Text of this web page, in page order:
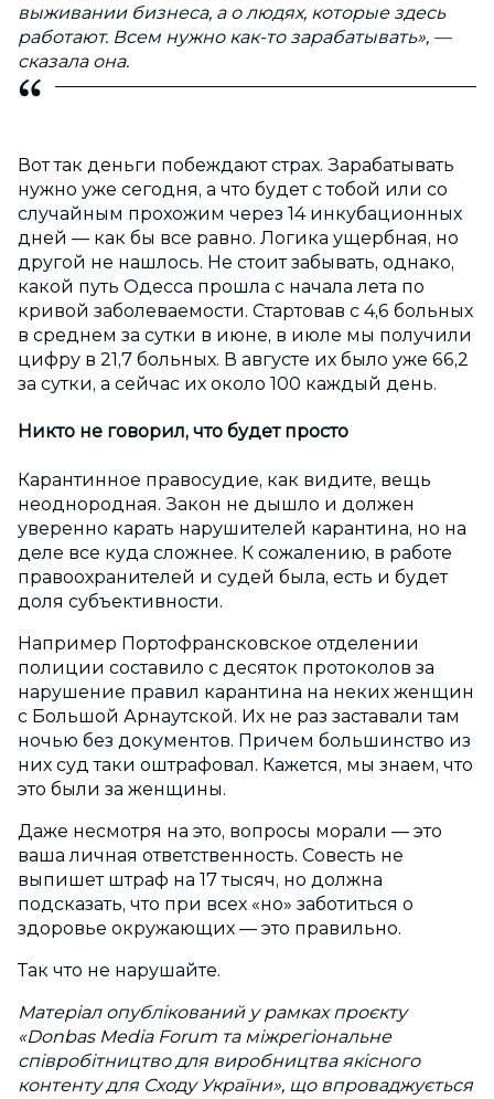
выживании бизнеса, а о людях, которые здесь
работают. Всем нужно как-то зарабатывать», —
сказала она.
Вот так деньги побеждают страх. Зарабатывать
нужно уже сегодня, а что будет с тобой или со
случайным прохожим через 14 инкубационных
дней — как бы все равно. Логика ущербная, но
другой не нашлось. Не стоит забывать, однако,
какой путь Одесса прошла с начала лета по
кривой заболеваемости. Стартовав с 4,6 больных
в среднем за сутки в июне, в июле мы получили
цифру в 21,7 больных. В августе их было уже 66,2
за сутки, а сейчас их около 100 каждый день.
Никто не говорил, что будет просто
Карантинное правосудие, как видите, вещь
неоднородная. Закон не дышло и должен
уверенно карать нарушителей карантина, но на
деле все куда сложнее. К сожалению, в работе
правоохранителей и судей была, есть и будет
доля субъективности.
Например Портофрансковское отделении
полиции составило с десяток протоколов за
нарушение правил карантина на неких женщин
с Большой Арнаутской. Их не раз заставали там
ночью без документов. Причем большинство из
них суд таки оштрафовал. Кажется, мы знаем, что
это были за женщины.
Даже несмотря на это, вопросы морали — это
ваша личная ответственность. Совесть не
выпишет штраф на 17 тысяч, но должна
подсказать, что при всех «но» заботиться о
здоровье окружающих — это правильно.
Так что не нарушайте.
Матеріал опублікований у рамках проєкту
«Donbas Media Forum та міжрегіональне
співробітництво для виробництва якісного
контенту для Сходу України», що впроваджується